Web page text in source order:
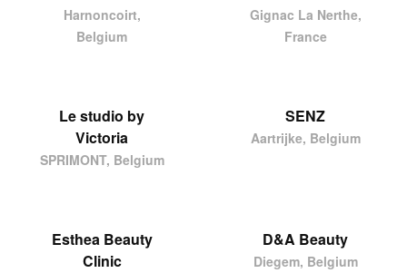
Harnoncoirt,
Belgium
Gignac La Nerthe,
France
Le studio by
Victoria
SPRIMONT, Belgium
SENZ
Aartrijke, Belgium
Esthea Beauty
Clinic
D&A Beauty
Diegem, Belgium